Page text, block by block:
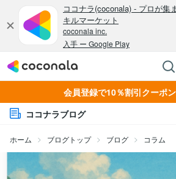
会員登録で10％割引クーポ
ココナラブログ
ホーム ブログトップ ブログ コラム